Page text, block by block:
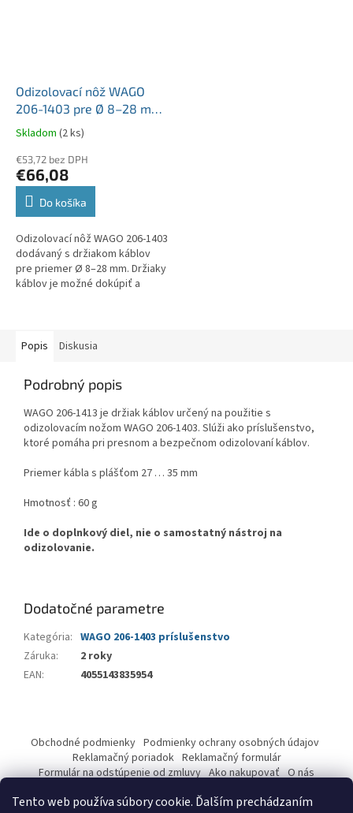
Tento web používa súbory cookie. Ďalším prechádzaním
Odizolovací nôž WAGO
206-1403 pre Ø 8–28 mm
s inteligentným systémom
výmeny držiakov
Skladom (2 ks)
€53,72 bez DPH
€66,08
Do košíka
Odizolovací nôž WAGO 206-1403
dodávaný s držiakom káblov
pre priemer Ø 8–28 mm. Držiaky
káblov je možné dokúpiť a
Popis Diskusia
Podrobný popis
WAGO 206-1413 je držiak káblov určený na použitie s
odizolovacím nožom WAGO 206-1403. Slúži ako príslušenstvo,
ktoré pomáha pri presnom a bezpečnom odizolovaní káblov.
Priemer kábla s plášťom 27 … 35 mm
Hmotnosť : 60 g
Ide o doplnkový diel, nie o samostatný nástroj na
odizolovanie.
Dodatočné parametre
Kategória: WAGO 206-1403 príslušenstvo
Záruka:
2 roky
EAN: 4055143835954
ä
Obchodné podmienky Podmienky ochrany osobných údajov
Reklamačný poriadok Reklamačný formulár
Formulár na odstúpenie od zmluvy Ako nakupovať O nás